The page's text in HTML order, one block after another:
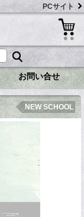
PCサイト
お問い合せ
NEW SCHOOL